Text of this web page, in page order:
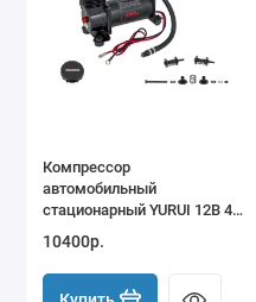
Компрессор
автомобильный
стационарный YURUI 12В 40
10400р.